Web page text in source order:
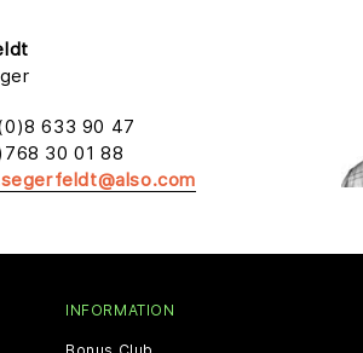
633 90 47
30 01 88
INFORMATION